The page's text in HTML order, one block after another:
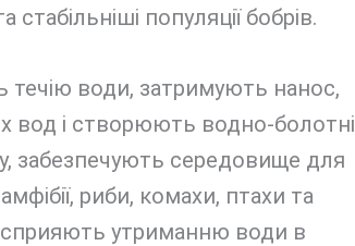
популяції бобрів.
течію води, затримують нанос,
вод і створюють водно-болотні
забезпечують середовище для
риби, комахи, птахи та
утриманню води в